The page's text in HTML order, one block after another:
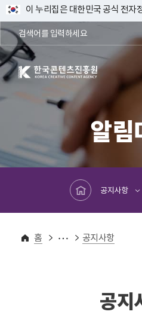
이 누리집은 대한민국 공식 전자
한국콘텐츠진흥원 KOREA CREATIVE CONTENT AGENCY
알림
메인페이지로 바로가기
공지사항
홈
알림마당 공지사항
공지